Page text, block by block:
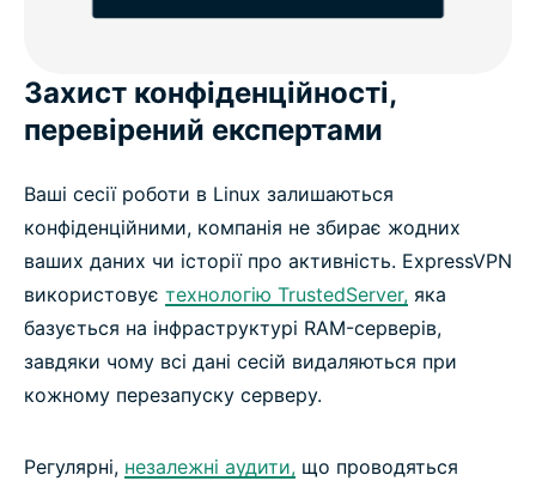
Захист конфіденційності,
перевірений експертами
Ваші сесії роботи в Linux залишаються
конфіденційними, компанія не збирає жодних
ваших даних чи історії про активність. ExpressVPN
використовує технологію TrustedServer, яка
базується на інфраструктурі RAM-серверів,
завдяки чому всі дані сесій видаляються при
кожному перезапуску серверу.
Регулярні, незалежні аудити, що проводяться